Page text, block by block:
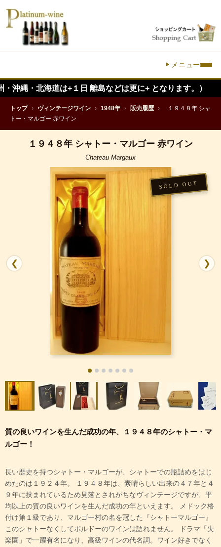
メニュー
道は+１日 離島などは更に+ となります。）
トップ › ヴィンテージワイン › 1948年 › 販売履歴 ›
１９４８年 シャ
トー・マルゴー 赤ワイン
１９４８年 シャトー・マルゴー 赤ワイン
Chateau Margaux
❮ ❯
質の良いワインを生んだ成功の年、１９４８年のシャトー・マ
ルゴー！
長い歴史を持つシャトー・マルゴーが、シャトーでの瓶詰めをはじ
めたのは１９２４年。 １９４８年は、素晴らしい出来の４７年と４
９年に挟まれているため見落とされがちなヴィンテージですが、平
均以上の質の良いワインを生んだ成功の年といえます。 メドック格
付け第１級であり、マルゴー村の名を冠した『シャトーマルゴー』
このシャトーなくしてボルドーのワインは語れません。 ドラマ「失
楽園」で一躍有名になり、高級ワインの代名詞。ワイン好きでなく